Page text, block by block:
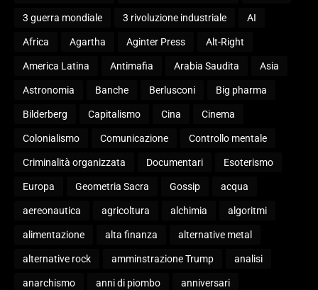
3 guerra mondiale 3 rivoluzione industriale AI
Africa Agartha Aginter Press Alt-Right
America Latina Antimafia Arabia Saudita Asia
Astronomia Banche Berlusconi Big pharma
Bilderberg Capitalismo Cina Cinema
Colonialismo Comunicazione Controllo mentale
Criminalità organizzata Documentari Esoterismo
Europa Geometria Sacra Gossip acqua
aereonautica agricoltura alchimia algoritmi
alimentazione alta finanza alternative metal
alternative rock amminstrazione Trump analisi
anarchismo anni di piombo anniversari